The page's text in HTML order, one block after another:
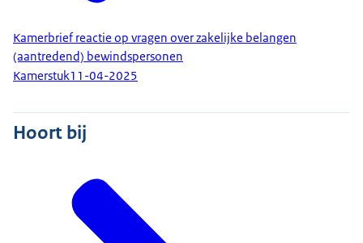
Kamerbrief reactie op vragen over zakelijke belangen
(aantredend) bewindspersonen
Kamerstuk11-04-2025
Hoort bij